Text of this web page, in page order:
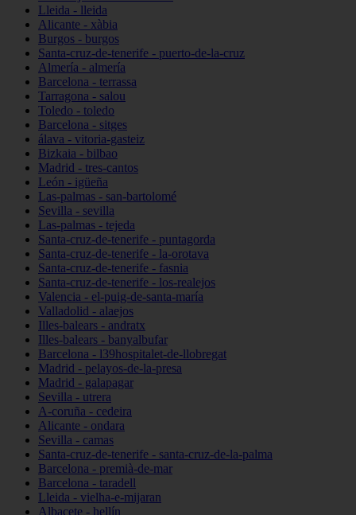
Lleida - lleida
Alicante - xàbia
Burgos - burgos
Santa-cruz-de-tenerife - puerto-de-la-cruz
Almería - almería
Barcelona - terrassa
Tarragona - salou
Toledo - toledo
Barcelona - sitges
álava - vitoria-gasteiz
Bizkaia - bilbao
Madrid - tres-cantos
León - igüeña
Las-palmas - san-bartolomé
Sevilla - sevilla
Las-palmas - tejeda
Santa-cruz-de-tenerife - puntagorda
Santa-cruz-de-tenerife - la-orotava
Santa-cruz-de-tenerife - fasnia
Santa-cruz-de-tenerife - los-realejos
Valencia - el-puig-de-santa-maría
Valladolid - alaejos
Illes-balears - andratx
Illes-balears - banyalbufar
Barcelona - l39hospitalet-de-llobregat
Madrid - pelayos-de-la-presa
Madrid - galapagar
Sevilla - utrera
A-coruña - cedeira
Alicante - ondara
Sevilla - camas
Santa-cruz-de-tenerife - santa-cruz-de-la-palma
Barcelona - premià-de-mar
Barcelona - taradell
Lleida - vielha-e-mijaran
Albacete - hellín